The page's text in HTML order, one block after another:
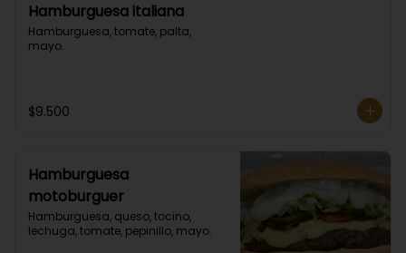
Hamburguesa italiana
Hamburguesa, tomate, palta,
mayo.
$9.500
Hamburguesa
motoburguer
Hamburguesa, queso, tocino,
lechuga, tomate, pepinillo, mayo.